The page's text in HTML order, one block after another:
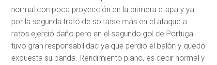
normal con poca proyección en la primera etapa y ya
por la segunda trató de soltarse más en el ataque a
ratos ejerció daño pero en el segundo gol de Portugal
tuvo gran responsabilidad ya que perdió el balón y quedó
expuesta su banda. Rendimiento plano, es decir normal y